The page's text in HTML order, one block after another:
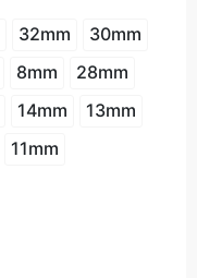
32mm
30mm
8mm
28mm
14mm
13mm
11mm